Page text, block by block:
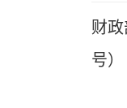
财
号）